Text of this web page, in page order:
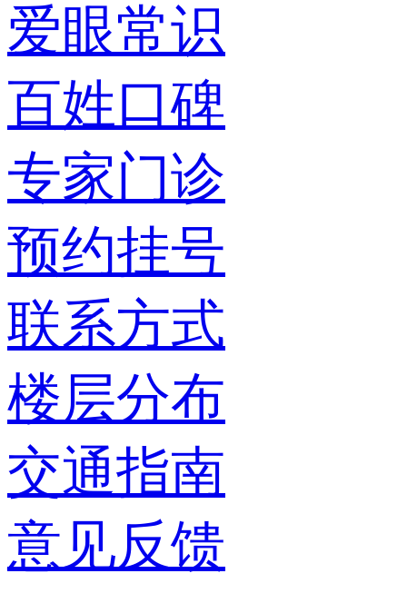
爱眼常识
百姓口碑
专家门诊
预约挂号
联系方式
楼层分布
交通指南
意见反馈